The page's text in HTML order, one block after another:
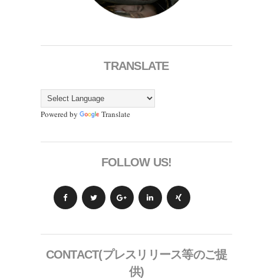
TRANSLATE
Powered by Translate
FOLLOW US!
CONTACT(プレスリリース等のご提
供)